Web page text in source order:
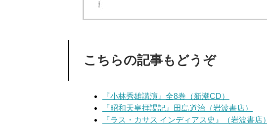
こちらの記事もどうぞ
『小林秀雄講演』全8巻（新潮CD）
『昭和天皇拝謁記』田島道治（岩波書店）
『ラス・カサス インディアス史』（岩波書店）